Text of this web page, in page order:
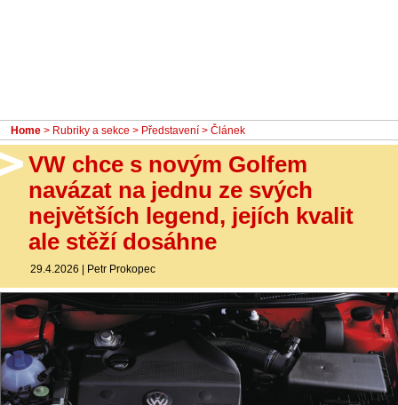
Home > Rubriky a sekce > Představení > Článek
VW chce s novým Golfem
navázat na jednu ze svých
největších legend, jejích kvalit
ale stěží dosáhne
29.4.2026 | Petr Prokopec